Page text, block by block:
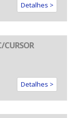
Detalhes >
CURSOR
Detalhes >